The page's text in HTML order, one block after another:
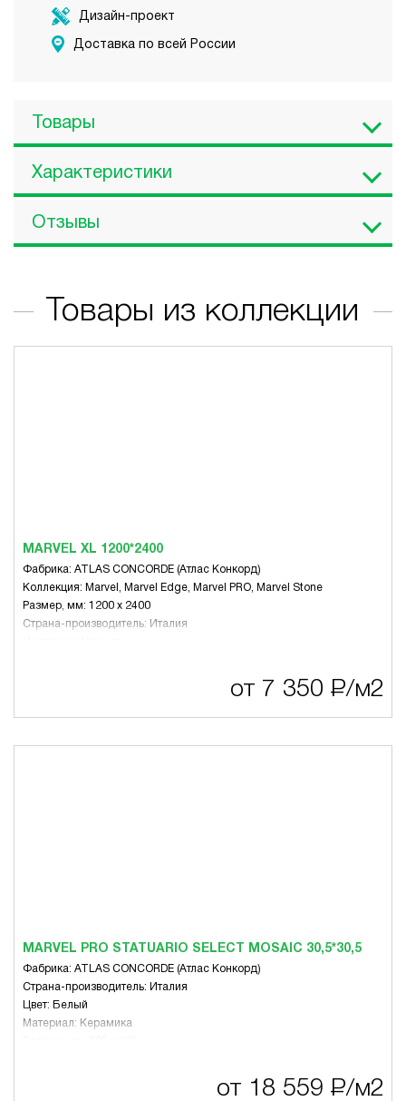
Дизайн-проект
Доставка по всей России
Товары
Характеристики
Отзывы
Товары из коллекции
MARVEL XL 1200*2400
Фабрика: ATLAS CONCORDE (Атлас Конкорд)
Коллекция: Marvel, Marvel Edge, Marvel PRO, Marvel Stone
Размер, мм: 1200 x 2400
Страна-производитель: Италия
Цвет: Белый, Коричневая гамма, Серая гаммаот 7 350 Р/м2
MARVEL PRO STATUARIO SELECT MOSAIC 30,5*30,5
Фабрика: ATLAS CONCORDE (Атлас Конкорд)
Страна-производитель: Италия
Цвет: Белый
Материал: Керамика
от 18 559 Р/м2